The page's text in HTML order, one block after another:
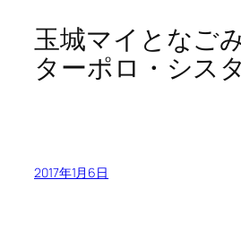
玉城マイとなご
ターポロ・シス
2017年1月6日